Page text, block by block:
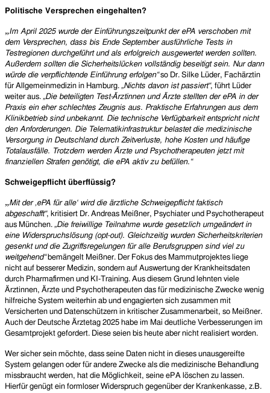
Politische Versprechen eingehalten?
„Im April 2025 wurde der Einführungszeitpunkt der ePA verschoben mit
dem Versprechen, dass bis Ende September ausführliche Tests in
Testregionen durchgeführt und als erfolgreich ausgewertet werden sollten.
Außerdem sollten die Sicherheitslücken vollständig beseitigt sein. Nur dann
würde die verpflichtende Einführung erfolgen“so Dr. Silke Lüder, Fachärztin
für Allgemeinmedizin in Hamburg. „Nichts davon ist passiert“, führt Lüder
weiter aus. „Die beteiligten Test-Ärztinnen und Ärzte stellten der ePA in der
Praxis ein eher schlechtes Zeugnis aus. Praktische Erfahrungen aus dem
Klinikbetrieb sind unbekannt. Die technische Verfügbarkeit entspricht nicht
den Anforderungen. Die Telematikinfrastruktur belastet die medizinische
Versorgung in Deutschland durch Zeitverluste, hohe Kosten und häufige
Totalausfälle. Trotzdem werden Ärzte und Psychotherapeuten jetzt mit
finanziellen Strafen genötigt, die ePA aktiv zu befüllen.“
Schweigepflicht überflüssig?
„Mit der ‚ePA für alle‘ wird die ärztliche Schweigepflicht faktisch
abgeschafft“, kritisiert Dr. Andreas Meißner, Psychiater und Psychotherapeut
aus München. „Die freiwillige Teilnahme wurde gesetzlich umgeändert in
eine Widerspruchslösung (opt-out). Gleichzeitig wurden Sicherheitskriterien
gesenkt und die Zugriffsregelungen für alle Berufsgruppen sind viel zu
weitgehend“bemängelt Meißner. Der Fokus des Mammutprojektes liege
nicht auf besserer Medizin, sondern auf Auswertung der Krankheitsdaten
durch Pharmafirmen und KI-Training. Aus diesem Grund lehnten viele
Ärztinnen, Ärzte und Psychotherapeuten das für medizinische Zwecke wenig
hilfreiche System weiterhin ab und engagierten sich zusammen mit
Versicherten und Datenschützern in kritischer Zusammenarbeit, so Meißner.
Auch der Deutsche Ärztetag 2025 habe im Mai deutliche Verbesserungen im
Gesamtprojekt gefordert. Diese seien bis heute aber nicht realisiert worden.
Wer sicher sein möchte, dass seine Daten nicht in dieses unausgereifte
System gelangen oder für andere Zwecke als die medizinische Behandlung
missbraucht werden, hat die Möglichkeit, seine ePA löschen zu lassen.
Hierfür genügt ein formloser Widerspruch gegenüber der Krankenkasse, z.B.